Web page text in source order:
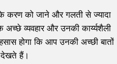
करण को जाने और गलती से ज्यादा
व्यवहार और उनकी कार्य्यशैली
होगा कि आप उनकी अच्छी बातों
देखते हैं।